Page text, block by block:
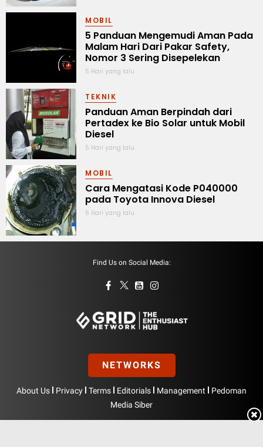
MOBIL
5 Panduan Mengemudi Aman Pada
Malam Hari Dari Pakar Safety,
Nomor 3 Sering Disepelekan
5 Hari yang lalu
TEKNIK
Panduan Aman Berpindah dari
Pertadex ke Bio Solar untuk Mobil
Diesel
5 Hari yang lalu
MOBIL
Cara Mengatasi Kode P040000
pada Toyota Innova Diesel
6 Hari yang lalu
Find Us on Social Media:
NETWORKS
About Us Privacy Terms Editorials Management
Pedoman
Media Siber